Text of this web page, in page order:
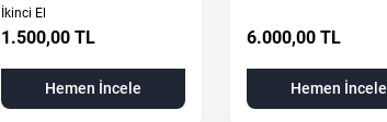
İkinci El
1.500,00 TL
Hemen İncele
6.000,00 TL
Hemen İncele